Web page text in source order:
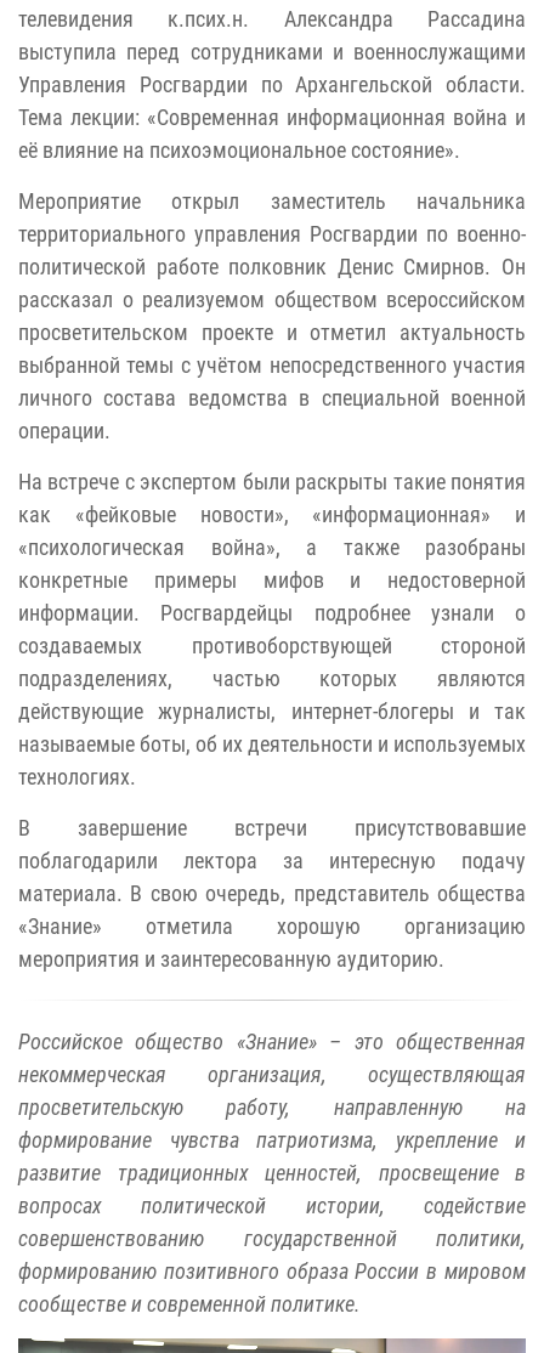
телевидения к.псих.н. Александра Рассадина
выступила перед сотрудниками и военнослужащими
Управления Росгвардии по Архангельской области.
Тема лекции: «Современная информационная война и
её влияние на психоэмоциональное состояние».
Мероприятие открыл заместитель начальника
территориального управления Росгвардии по военно-
политической работе полковник Денис Смирнов. Он
рассказал о реализуемом обществом всероссийском
просветительском проекте и отметил актуальность
выбранной темы с учётом непосредственного участия
личного состава ведомства в специальной военной
операции.
На встрече с экспертом были раскрыты такие понятия
как «фейковые новости», «информационная» и
«психологическая война», а также разобраны
конкретные примеры мифов и недостоверной
информации. Росгвардейцы подробнее узнали о
создаваемых противоборствующей стороной
подразделениях, частью которых являются
действующие журналисты, интернет-блогеры и так
называемые боты, об их деятельности и используемых
технологиях.
В завершение встречи присутствовавшие
поблагодарили лектора за интересную подачу
материала. В свою очередь, представитель общества
«Знание» отметила хорошую организацию
мероприятия и заинтересованную аудиторию.
Российское общество «Знание» – это общественная
некоммерческая организация, осуществляющая
просветительскую работу, направленную на
формирование чувства патриотизма, укрепление и
развитие традиционных ценностей, просвещение в
вопросах политической истории, содействие
совершенствованию государственной политики,
формированию позитивного образа России в мировом
сообществе и современной политике.